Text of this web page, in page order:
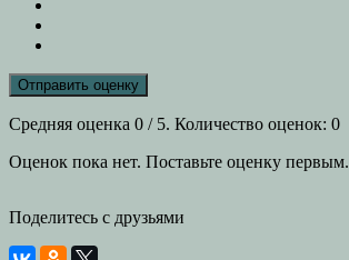
Отправить оценку
Средняя оценка 0 / 5. Количество оценок: 0
Оценок пока нет. Поставьте оценку первым.
Поделитесь с друзьями